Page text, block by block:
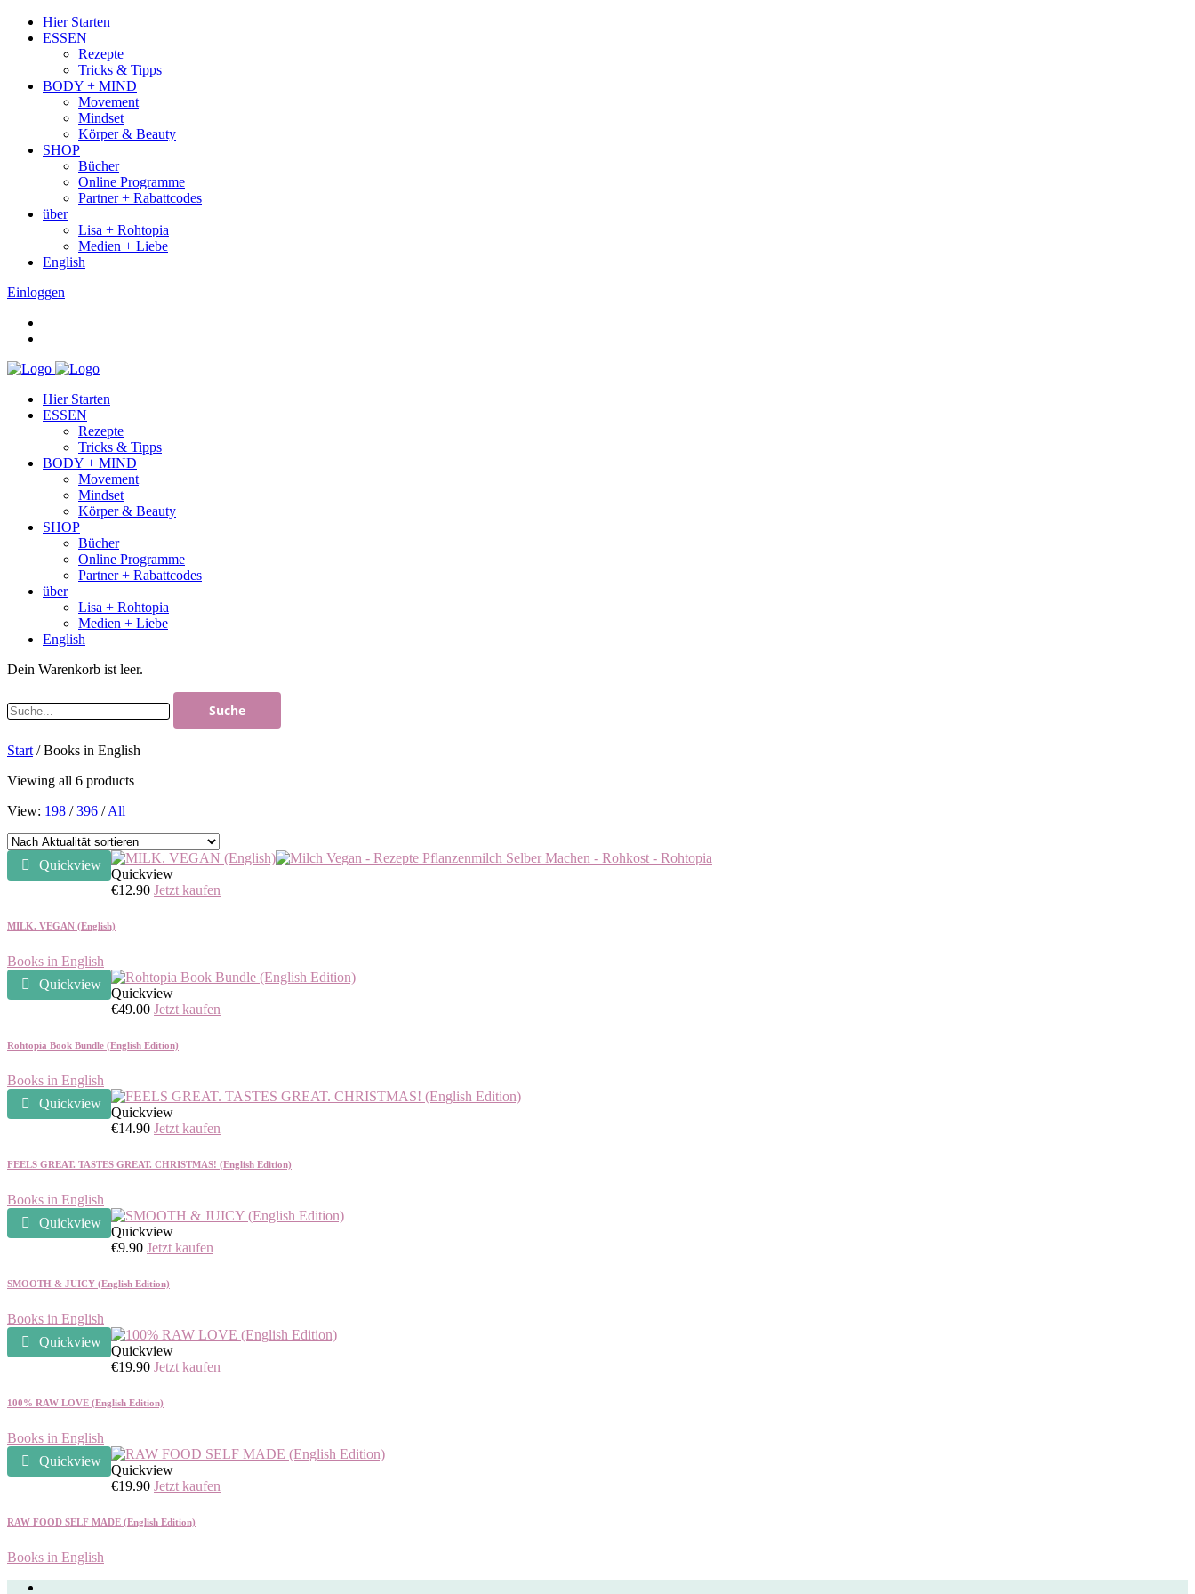
Hier Starten
ESSEN
Rezepte
Tricks & Tipps
BODY + MIND
Movement
Mindset
Körper & Beauty
SHOP
Bücher
Online Programme
Partner + Rabattcodes
über
Lisa + Rohtopia
Medien + Liebe
English
Einloggen
Hier Starten
ESSEN
Rezepte
Tricks & Tipps
BODY + MIND
Movement
Mindset
Körper & Beauty
SHOP
Bücher
Online Programme
Partner + Rabattcodes
über
Lisa + Rohtopia
Medien + Liebe
English
Dein Warenkorb ist leer.
Start / Books in English
Viewing all 6 products
View: 198 /396 /All
Quickview
Quickview
€12.90 Jetzt kaufen
MILK. VEGAN (English)
Books in English
Quickview
Quickview
€49.00 Jetzt kaufen
Rohtopia Book Bundle (English Edition)
Books in English
Quickview
Quickview
€14.90 Jetzt kaufen
FEELS GREAT. TASTES GREAT. CHRISTMAS! (English Edition)
Books in English
Quickview
Quickview
€9.90 Jetzt kaufen
SMOOTH & JUICY (English Edition)
Books in English
Quickview
Quickview
€19.90 Jetzt kaufen
100% RAW LOVE (English Edition)
Books in English
Quickview
Quickview
€19.90 Jetzt kaufen
RAW FOOD SELF MADE (English Edition)
Books in English